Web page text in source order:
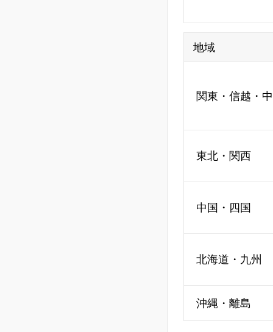
地域
関東・信越・
東北・関西
中国・四国
北海道・九州
沖縄・離島